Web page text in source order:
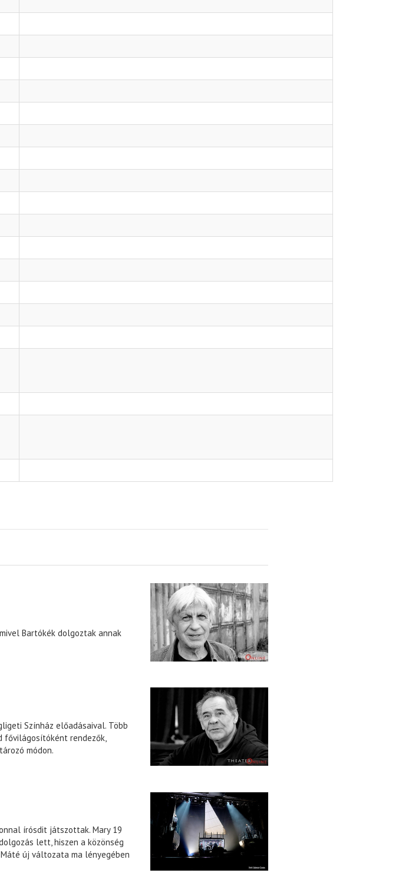
Bartókék dolgoztak annak
Színház előadásaival. Több
rendezők,
módon.
írósdit játszottak. Mary 19
lett, hiszen a közönség
új változata ma lényegében